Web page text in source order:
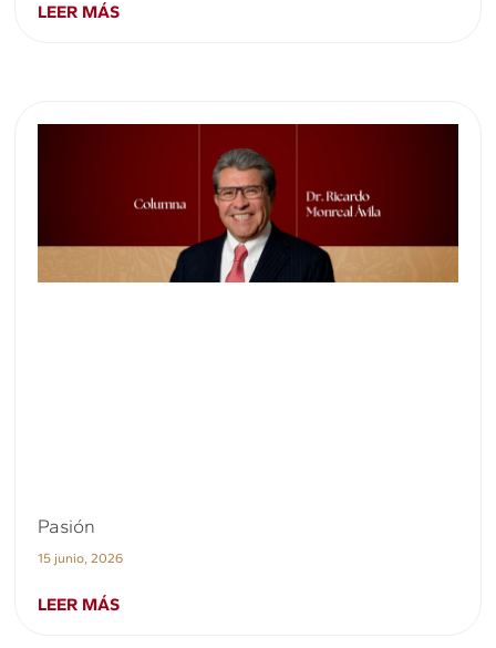
LEER MÁS
Pasión
15 junio, 2026
LEER MÁS